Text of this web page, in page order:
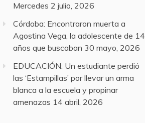
Mercedes 2 julio, 2026
Córdoba: Encontraron muerta a
Agostina Vega, la adolescente de 14
años que buscaban 30 mayo, 2026
EDUCACIÓN: Un estudiante perdió
las ‘Estampillas’ por llevar un arma
blanca a la escuela y propinar
amenazas 14 abril, 2026